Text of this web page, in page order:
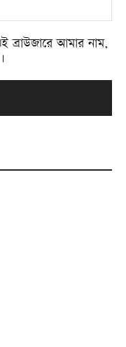
ব্রাউজারে আমার নাম,